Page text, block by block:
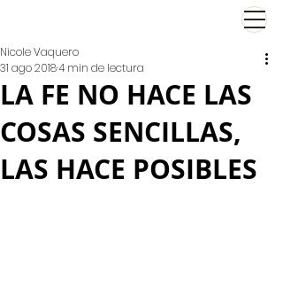
LA FE NO HACE LAS
COSAS SENCILLAS,
LAS HACE POSIBLES
Nicole Vaquero
31 ago 20184 min de lectura